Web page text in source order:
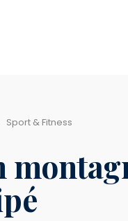
Sport & Fitness